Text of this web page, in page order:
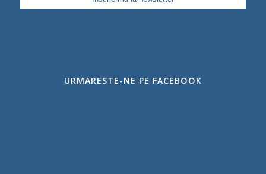
URMARESTE-NE PE FACEBOOK